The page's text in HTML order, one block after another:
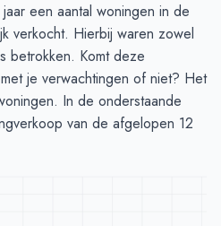
een aantal woningen in de
verkocht. Hierbij waren zowel
betrokken. Komt deze
je verwachtingen of niet? Het
In de onderstaande
van de afgelopen 12